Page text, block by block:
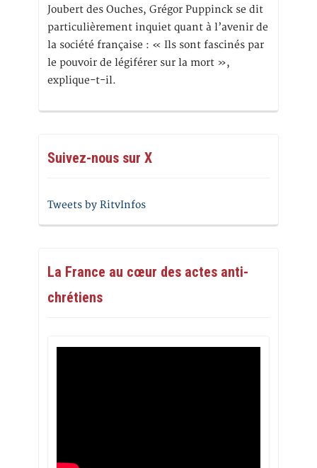
Joubert des Ouches, Grégor Puppinck se dit
particulièrement inquiet quant à l’avenir de
la société française : « Ils sont fascinés par
le pouvoir de légiférer sur la mort »,
explique-t-il.
Suivez-nous sur X
Tweets by RitvInfos
La France au cœur des actes anti-
chrétiens